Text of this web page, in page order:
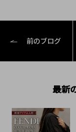
前のブログ
最新